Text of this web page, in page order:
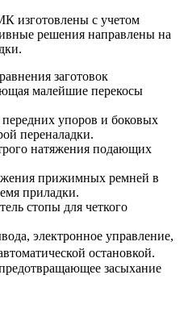
изготовлены с учетом
решения направлены на
заготовок
малейшие перекосы
упоров и боковых
переналадки.
натяжения подающих
прижимных ремней в
приладки.
стопы для четкого
электронное управление,
остановкой.
засыхание